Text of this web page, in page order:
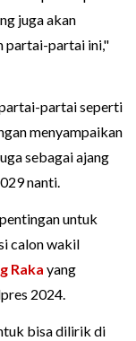
juga akan
partai-partai ini,"
partai seperti
menyampaikan
sebagai ajang
nanti.
untuk
calon wakil
Raka yang
2024.
bisa dilirik di